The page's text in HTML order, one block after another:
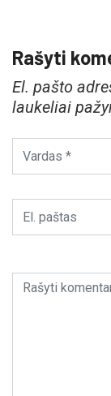
Rašyti
El. pašto
laukeliai